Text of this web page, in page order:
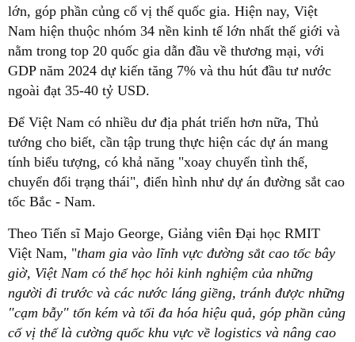
lớn, góp phần củng cố vị thế quốc gia. Hiện nay, Việt
Nam hiện thuộc nhóm 34 nền kinh tế lớn nhất thế giới và
nằm trong top 20 quốc gia dẫn đầu về thương mại, với
GDP năm 2024 dự kiến tăng 7% và thu hút đầu tư nước
ngoài đạt 35-40 tỷ USD.
Để Việt Nam có nhiều dư địa phát triển hơn nữa, Thủ
tướng cho biết, cần tập trung thực hiện các dự án mang
tính biểu tượng, có khả năng "xoay chuyển tình thế,
chuyển đổi trạng thái", điển hình như dự án đường sắt cao
tốc Bắc - Nam.
Theo Tiến sĩ Majo George, Giảng viên Đại học RMIT
Việt Nam, "tham gia vào lĩnh vực đường sắt cao tốc bây
giờ, Việt Nam có thể học hỏi kinh nghiệm của những
người đi trước và các nước láng giềng, tránh được những
"cạm bẫy" tốn kém và tối đa hóa hiệu quả, góp phần củng
cố vị thế là cường quốc khu vực về logistics và nâng cao